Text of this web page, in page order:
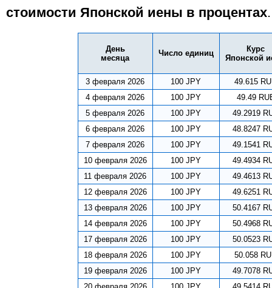
стоимости Японской иены в процентах.
День
месяца
Число единиц
Курс
Японской
3 февраля 2026 100 JPY
49.615
4 февраля 2026
100 JPY
49.49
5 февраля 2026
100 JPY
49.2919
6 февраля 2026
100 JPY
48.8247
7 февраля 2026
100 JPY
49.1541
10 февраля 2026
100 JPY
49.4934
11 февраля 2026
100 JPY
49.4613
12 февраля 2026
100 JPY
49.6251
13 февраля 2026
100 JPY
50.4167
14 февраля 2026
100 JPY
50.4968
17 февраля 2026
100 JPY
50.0523
18 февраля 2026
100 JPY
50.058
19 февраля 2026
100 JPY
49.7078